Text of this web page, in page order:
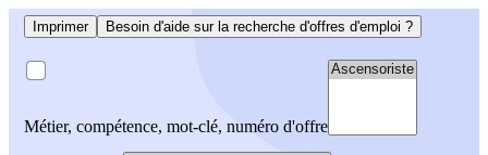
Imprimer Besoin d'aide sur la recherche d'offres d'emploi ?
Métier, compétence, mot-clé, numéro d'offre